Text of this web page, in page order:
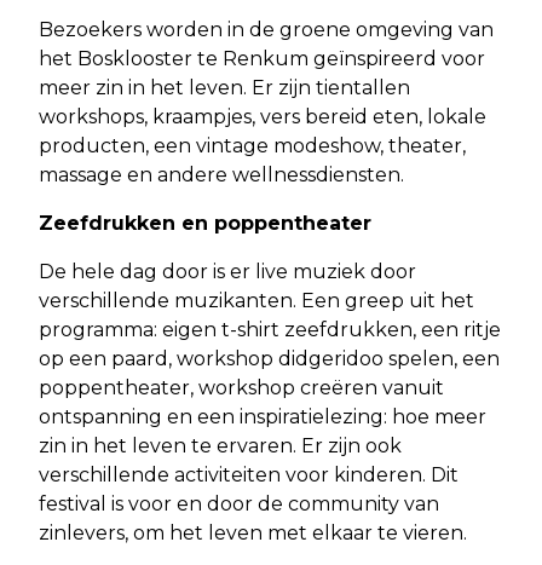
Bezoekers worden in de groene omgeving van
het Bosklooster te Renkum geïnspireerd voor
meer zin in het leven. Er zijn tientallen
workshops, kraampjes, vers bereid eten, lokale
producten, een vintage modeshow, theater,
massage en andere wellnessdiensten.
Zeefdrukken en poppentheater
De hele dag door is er live muziek door
verschillende muzikanten. Een greep uit het
programma: eigen t-shirt zeefdrukken, een ritje
op een paard, workshop didgeridoo spelen, een
poppentheater, workshop creëren vanuit
ontspanning en een inspiratielezing: hoe meer
zin in het leven te ervaren. Er zijn ook
verschillende activiteiten voor kinderen. Dit
festival is voor en door de community van
zinlevers, om het leven met elkaar te vieren.